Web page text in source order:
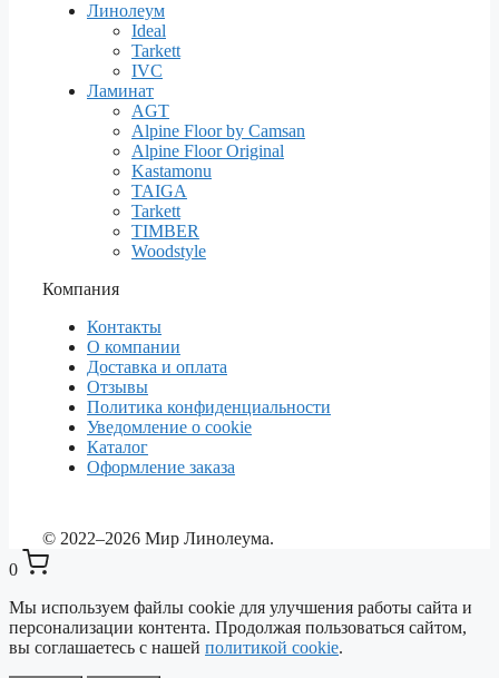
Линолеум
Ideal
Tarkett
IVC
Ламинат
AGT
Alpine Floor by Camsan
Alpine Floor Original
Kastamonu
TAIGA
Tarkett
TIMBER
Woodstyle
Компания
Контакты
О компании
Доставка и оплата
Отзывы
Политика конфиденциальности
Уведомление о cookie
Каталог
Оформление заказа
© 2022–2026 Мир Линолеума.
0
Выберите ваш город
Сейчас: Красноярск
✕
Мы используем файлы cookie для улучшения работы сайта и
персонализации контента. Продолжая пользоваться сайтом,
вы соглашаетесь с нашей политикой cookie.